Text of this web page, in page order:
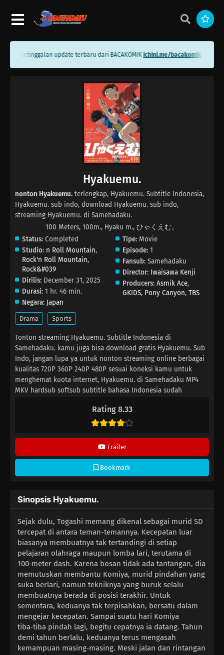
ketinggalan update terbaru dari BACAKOMIKichini.me/bacakomik,
Rating 8.33
Trailer
Bookmark
Hyakuemu.
nonton Hyakuemu. terlengkap, Hyakuemu. Subtitle Indonesia,
Hyakuemu. sub indo, download Hyakuemu. sub indo,
streaming Hyakuemu. di Samehadaku.
100 Meters, 100m., Hyaku m., ひゃくえむ。
Status: Completed
Studio: n Roll Mountain,
Rock'n Roll Mountain,
Rock&#039
Dirilis: December 31, 2025
Durasi: 1 hr. 46 min.
Negara: Japan
Tipe: Movie
Episode: 1
Fansub: Samehadaku
Director: Iwaisawa Kenji
Producers: Asmik Ace,
GKIDS, Pony Canyon,TBS
Drama Sports
Tonton streaming Hyakuemu. Subtitle Indonesia di
Samehadaku. kamu juga bisa download gratis Hyakuemu. Sub
Indo, jangan lupa ya untuk nonton streaming online berbagai
kualitas 720P 360P 240P 480P sesuai koneksi kamu untuk
menghemat kuota internet, Hyakuemu. di Samehadaku MP4
MKV hardsub softsub subtitle bahasa Indonesia sudah
Sinopsis Hyakuemu.
Sejak dulu, Togashi memang dikenal sebagai murid SD
tercepat di antara teman-temannya. Kecepatan luar
biasanya membuatnya tak tertandingi di setiap
pelajaran olahraga maupun lomba lari, terutama di
100‑meter dash. Karena bosan tidak ada tantangan, dia
memutuskan membantu Komiya, murid pindahan yang
suka berlari, namun tekniknya yang buruk selalu
membuatnya berada di posisi terakhir. Untuk
sementara, keduanya tak terpisahkan, bersatu dalam
mengejar kecepatan. Sampai suatu hari Komiya
tiba‑tiba pindah lagi, begitu cepatnya ia datang. Tahun
demi tahun berlalu, keduanya terus mengasah
kemampuan masing‑masing. Meski jalan dan rintangan